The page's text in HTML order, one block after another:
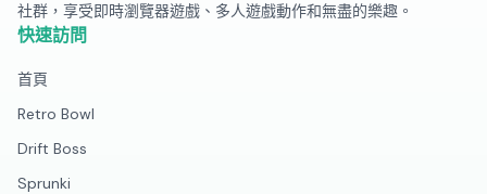
社群，享受即時瀏覽器遊戲、多人遊戲動作和無盡的樂趣。
快速訪問
首頁
Retro Bowl
Drift Boss
Sprunki